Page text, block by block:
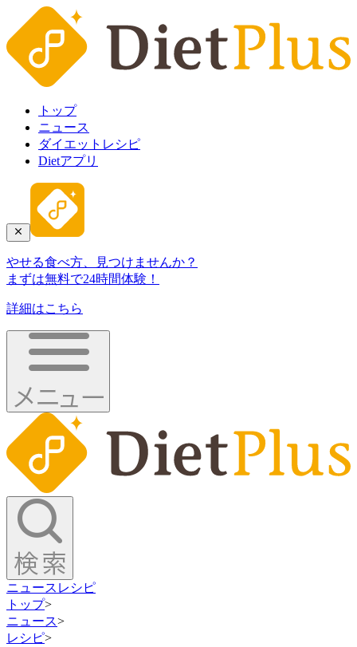
トップ
ニュース
ダイエットレシピ
Dietアプリ
やせる食べ方、見つけませんか？
まずは無料で24時間体験！
詳細はこちら
ニュース レシピ
トップ>
ニュース>
レシピ>